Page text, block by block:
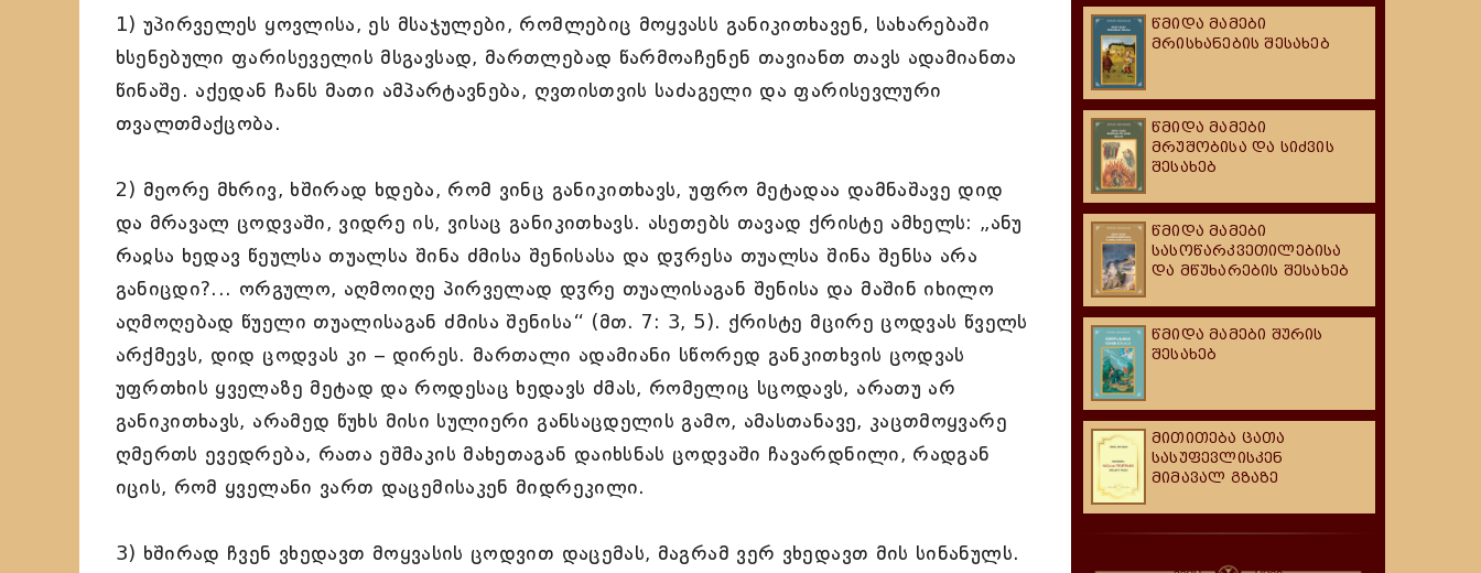
1) უპირველეს ყოვლისა, ეს მსაჯულები, რომლებიც მოყვასს განიკითხავენ, სახარებაში
ხსენებული ფარისეველის მსგავსად, მართლებად წარმოაჩენენ თავიანთ თავს ადამიანთა
წინაშე. აქედან ჩანს მათი ამპარტავნება, ღვთისთვის საძაგელი და ფარისევლური
თვალთმაქცობა.
2) მეორე მხრივ, ხშირად ხდება, რომ ვინც განიკითხავს, უფრო მეტადაა დამნაშავე დიდ
და მრავალ ცოდვაში, ვიდრე ის, ვისაც განიკითხავს. ასეთებს თავად ქრისტე ამხელს: „ანუ
რაჲსა ხედავ წეულსა თუალსა შინა ძმისა შენისასა და დჳრესა თუალსა შინა შენსა არა
განიცდი?... ორგულო, აღმოიღე პირველად დჳრე თუალისაგან შენისა და მაშინ იხილო
აღმოღებად წუელი თუალისაგან ძმისა შენისა“ (მთ. 7: 3, 5). ქრისტე მცირე ცოდვას წველს
არქმევს, დიდ ცოდვას კი – დირეს. მართალი ადამიანი სწორედ განკითხვის ცოდვას
უფრთხის ყველაზე მეტად და როდესაც ხედავს ძმას, რომელიც სცოდავს, არათუ არ
განიკითხავს, არამედ წუხს მისი სულიერი განსაცდელის გამო, ამასთანავე, კაცთმოყვარე
ღმერთს ევედრება, რათა ეშმაკის მახეთაგან დაიხსნას ცოდვაში ჩავარდნილი, რადგან
იცის, რომ ყველანი ვართ დაცემისაკენ მიდრეკილი.
3) ხშირად ჩვენ ვხედავთ მოყვასის ცოდვით დაცემას, მაგრამ ვერ ვხედავთ მის სინანულს.
წმიდა მამები
მრისხანების შესახებ
წმიდა მამები
მრუშობისა და სიძვის
შესახებ
წმიდა მამები
სასოწარკვეთილებისა
და მწუხარების შესახებ
წმიდა მამები შურის
შესახებ
მითითება ცათა
სასუფევლისკენ
მიმავალ გზაზე